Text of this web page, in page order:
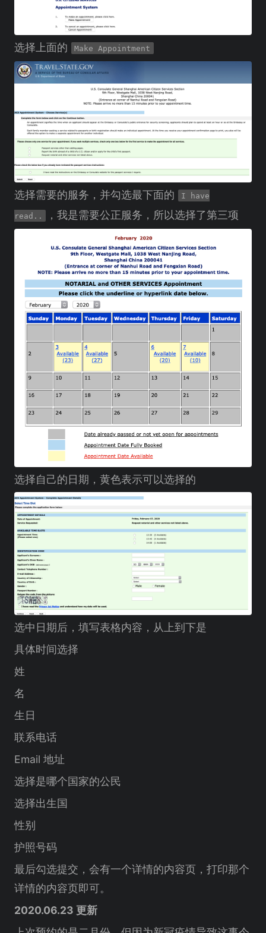
选择上面的 Make Appointment
选择需要的服务，并勾选最下面的 I have
read.. ，我是需要公正服务，所以选择了第三项
选择自己的日期，黄色表示可以选择的
选中日期后，填写表格内容，从上到下是
具体时间选择
姓
名
生日
联系电话
Email 地址
选择是哪个国家的公民
选择出生国
性别
护照号码
最后勾选提交，会有一个详情的内容页，打印那个
详情的内容页即可。
2020.06.23 更新